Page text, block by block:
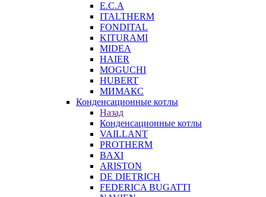
E.C.A
ITALTHERM
FONDITAL
KITURAMI
MIDEA
HAIER
MOGUCHI
HUBERT
МИМАКС
Конденсационные котлы
Назад
Конденсационные котлы
VAILLANT
PROTHERM
BAXI
ARISTON
DE DIETRICH
FEDERICA BUGATTI